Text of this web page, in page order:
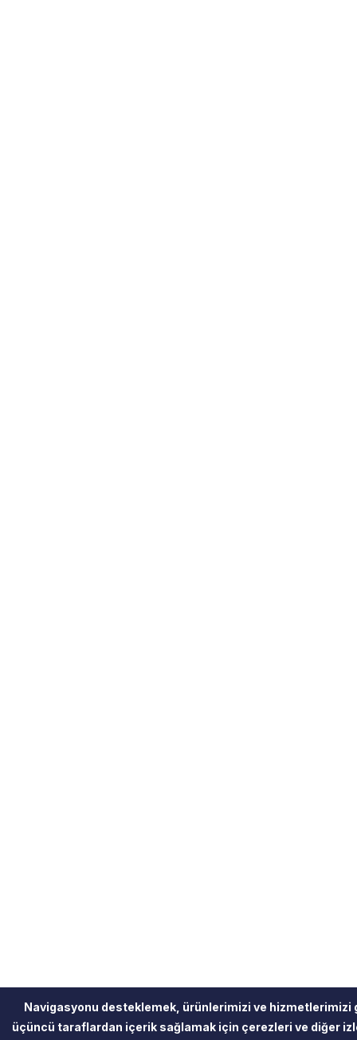
Navigasyonu desteklemek, ürünlerimizi ve
üçüncü taraflardan içerik sağlamak için çerezleri ve diğer